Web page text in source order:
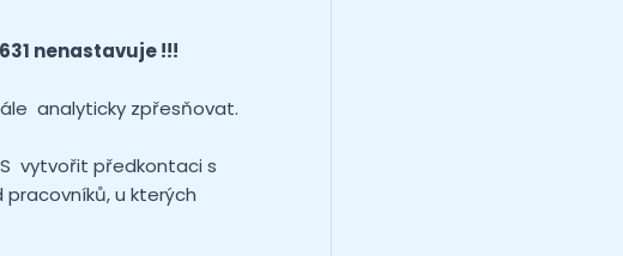
nenastavuje !!!
analyticky zpřesňovat.
vytvořit předkontaci s
u kterých